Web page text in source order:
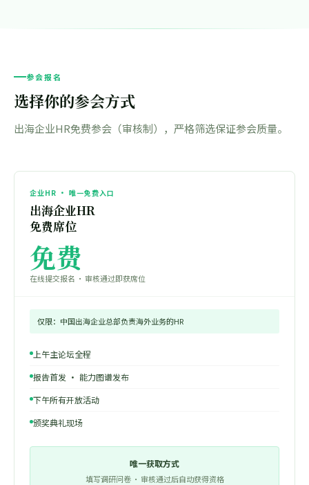
参会报名
选择你的参会方式
出海企业HR免费参会（审核制），严格筛选保证参会质量。
企业HR · 唯一免费入口
出海企业HR
免费席位
免费
在线提交报名 · 审核通过即获席位
仅限：中国出海企业总部负责海外业务的HR
上午主论坛全程
报告首发 · 能力图谱发布
下午所有开放活动
颁奖典礼现场
唯一获取方式
填写调研问卷 · 审核通过后自动获得资格